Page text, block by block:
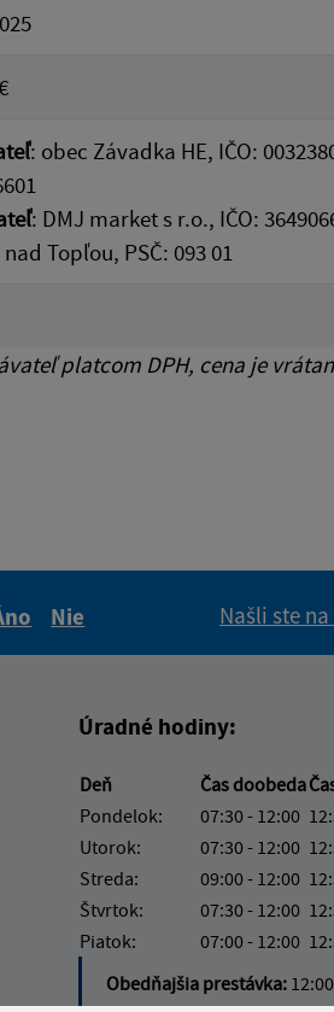
: obec Závadka HE, IČO:
: DMJ market s r.o., IČO:
Topľou, PSČ: 093 01
platcom DPH, cena je
Nie
Našli ste
Úradné hodiny:
Deň Čas doobeda
Pondelok:
07:30 - 12:00
Utorok:
07:30 - 12:00
Streda:
09:00 - 12:00
Štvrtok:
07:30 - 12:00
Piatok:
07:00 - 12:00
Obedňajšia prestávka: